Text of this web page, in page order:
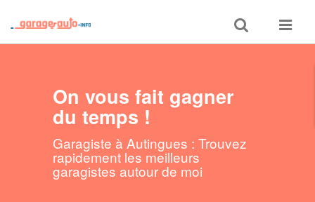
Toggle
search
Toggle
On vous fait gagner
du temps !
Garagiste à Autingues : Trouvez
rapidement les meilleurs
garagistes autour de moi